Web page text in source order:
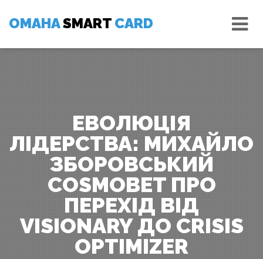
content
OMAHASMART CARD
ЕВОЛЮЦІЯ
ЛІДЕРСТВА: МИХАЙЛО
ЗБОРОВСЬКИЙ
COSMOBET ПРО
ПЕРЕХІД ВІД
VISIONARY ДО CRISIS
OPTIMIZER